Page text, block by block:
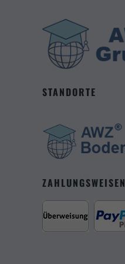
STANDORTE
ZAHLUNGSWEISEN